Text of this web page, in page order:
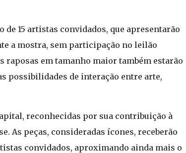
15 artistas convidados, que apresentarão
a mostra, sem participação no leilão
raposas em tamanho maior também estarão
possibilidades de interação entre arte,
reconhecidas por sua contribuição à
As peças, consideradas ícones, receberão
convidados, aproximando ainda mais o